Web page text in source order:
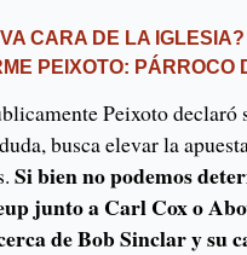
CARA DE LA
PEIXOTO: PÁRROCO
Peixoto declaró
busca elevar la
Si bien no podemos
junto a Carl Cox o
de Bob Sinclar y su